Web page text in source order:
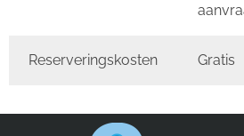
Reserveringskosten Gratis